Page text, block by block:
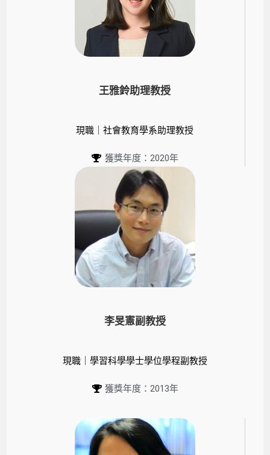
王雅鈴助理教授
現職｜社會教育學系助理教授
獲獎年度：2020年
李旻憲副教授
現職｜學習科學學士學位學程副教授
獲獎年度：2013年